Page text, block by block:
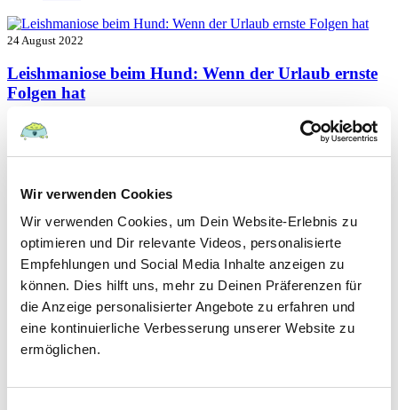
Wir verwenden Cookies
Wir verwenden Cookies, um Dein Website-Erlebnis zu
optimieren und Dir relevante Videos, personalisierte
Empfehlungen und Social Media Inhalte anzeigen zu
können. Dies hilft uns, mehr zu Deinen Präferenzen für
die Anzeige personalisierter Angebote zu erfahren und
eine kontinuierliche Verbesserung unserer Website zu
ermöglichen.
24 August 2022
Leishmaniose beim Hund: Wenn der Urlaub ernste
Folgen hat
Hunde
22 August 2022
Hundefutter und Wasser im Urlaub: Worauf sollte
besonders geachtet werden?
Hunde
17 August 2022
Was dürfen Katzen nicht essen?
Katzen